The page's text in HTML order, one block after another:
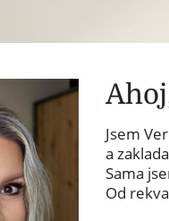
Jsem
a
Sama
Od